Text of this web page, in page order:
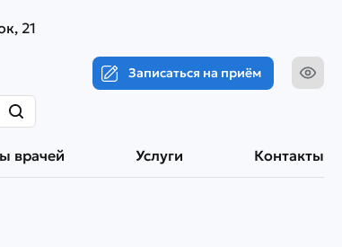
21
Записаться на приём
врачей Услуги Контакты